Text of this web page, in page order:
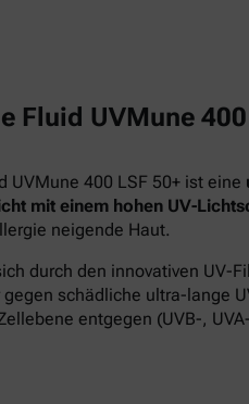
Fluid UVMune 400
UVMune 400 LSF 50+ ist eine
mit einem hohen UV-
neigende Haut.
durch den innovativen UV-
schädliche ultra-lange
entgegen (UVB-,